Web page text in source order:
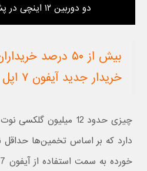
دو دوربین ۱۲ اینچی در پشت آیفون ۷ اپل
خریدار جدید آیفون ۷ اپل
دارد که بر اساس تخمین‌ها حداقل